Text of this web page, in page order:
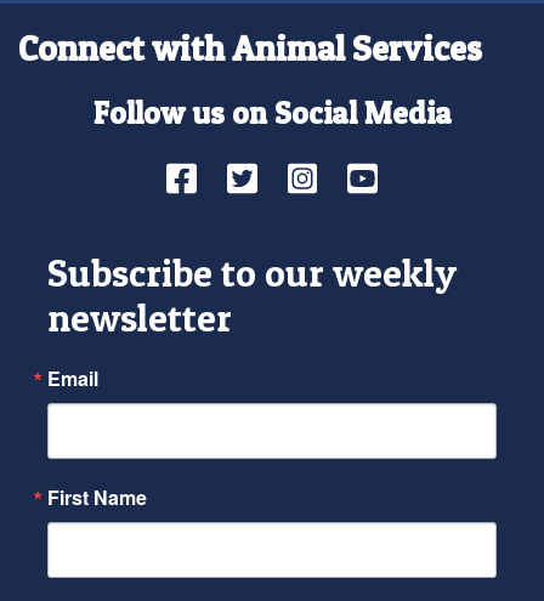
Connect with Animal Services
Follow us on Social Media
Facebook
TwitterInstagram
YouTube
Subscribe to our weekly
newsletter
Email
First Name